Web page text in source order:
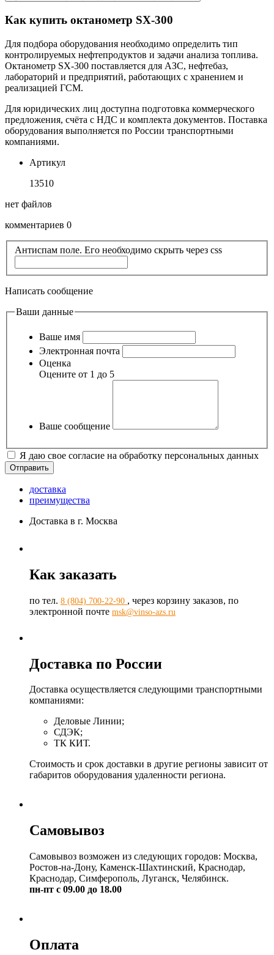
Как купить октанометр SX-300
Для подбора оборудования необходимо определить тип
контролируемых нефтепродуктов и задачи анализа топлива.
Октанометр SX-300 поставляется для АЗС, нефтебаз,
лабораторий и предприятий, работающих с хранением и
реализацией ГСМ.
Для юридических лиц доступна подготовка коммерческого
предложения, счёта с НДС и комплекта документов. Поставка
оборудования выполняется по России транспортными
компаниями.
Артикул
13510
нет файлов
комментариев 0
Антиспам поле. Его необходимо скрыть через css
Написать сообщение
Ваши данные
Ваше имя
Электронная почта
Оценка
Оцените от 1 до 5
Ваше сообщение
Я даю свое согласие на обработку персональных данных
доставка
преимущества
Доставка в г. Москва
Как заказать
по тел. 8 (804) 700-22-90 , через корзину заказов, по
электронной почте msk@vinso-azs.ru
Доставка по России
Доставка осуществляется следующими транспортными
компаниями:
Деловые Линии;
СДЭК;
ТК КИТ.
Стоимость и срок доставки в другие регионы зависит от
габаритов оборудования удаленности региона.
Самовывоз
Самовывоз возможен из следующих городов: Москва,
Ростов-на-Дону, Каменск-Шахтинский, Краснодар,
Краснодар, Симферополь, Луганск, Челябинск.
пн-пт с 09.00 до 18.00
Оплата